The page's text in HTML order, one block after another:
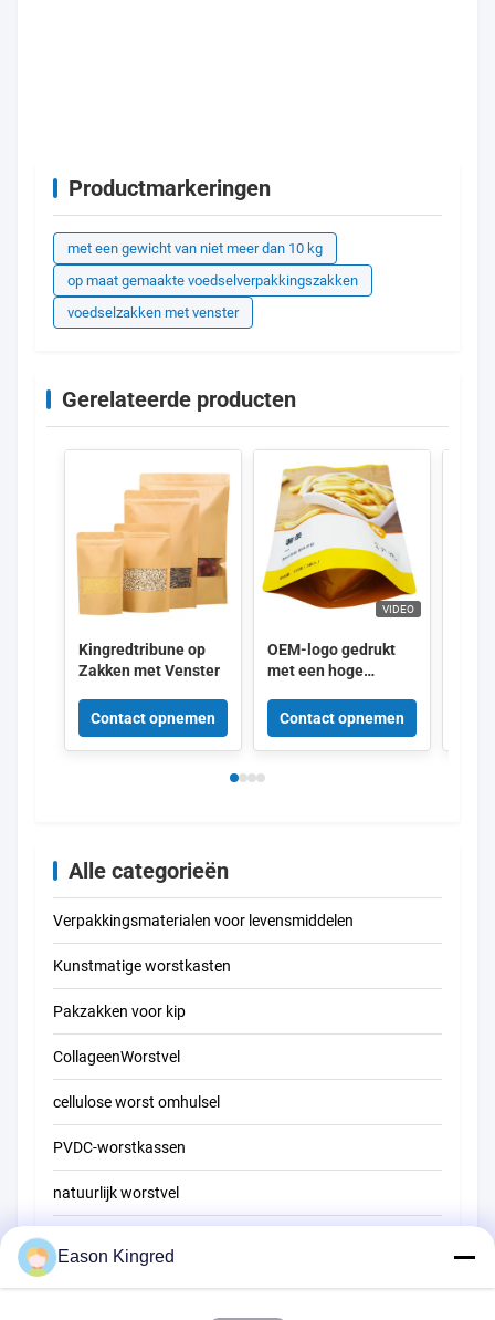
Productmarkeringen
met een gewicht van niet meer dan 10 kg
op maat gemaakte voedselverpakkingszakken
voedselzakken met venster
Gerelateerde producten
Kingredtribune op
Zakken met Venster
Contact opnemen
VIDEO
OEM-logo gedrukt
met een hoge
Aluminiumlaag
Voedselverpakkingszakken
Contact opnemen
Alle categorieën
Verpakkingsmaterialen voor levensmiddelen
Kunstmatige worstkasten
Pakzakken voor kip
CollageenWorstvel
cellulose worst omhulsel
PVDC-worstkassen
natuurlijk worstvel
Eason Kingred